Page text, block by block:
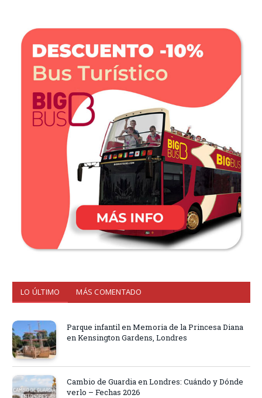
LO ÚLTIMO MÁS COMENTADO
Parque infantil en Memoria de la Princesa Diana
en Kensington Gardens, Londres
Cambio de Guardia en Londres: Cuándo y Dónde
verlo – Fechas 2026